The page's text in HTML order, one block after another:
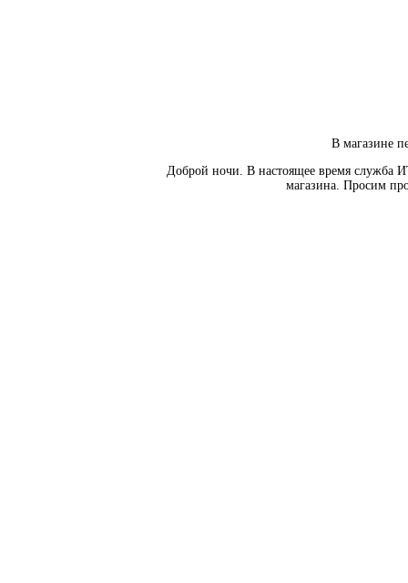
В магазине
Доброй ночи. В настоящее время служба
магазина. Просим